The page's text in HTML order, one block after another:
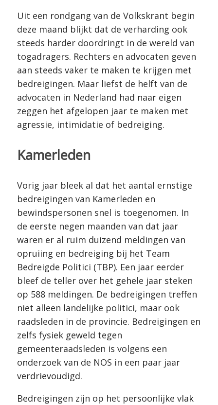
Uit een rondgang van de Volkskrant begin
deze maand blijkt dat de verharding ook
steeds harder doordringt in de wereld van
togadragers. Rechters en advocaten geven
aan steeds vaker te maken te krijgen met
bedreigingen. Maar liefst de helft van de
advocaten in Nederland had naar eigen
zeggen het afgelopen jaar te maken met
agressie, intimidatie of bedreiging.
Kamerleden
Vorig jaar bleek al dat het aantal ernstige
bedreigingen van Kamerleden en
bewindspersonen snel is toegenomen. In
de eerste negen maanden van dat jaar
waren er al ruim duizend meldingen van
opruiing en bedreiging bij het Team
Bedreigde Politici (TBP). Een jaar eerder
bleef de teller over het gehele jaar steken
op 588 meldingen. De bedreigingen treffen
niet alleen landelijke politici, maar ook
raadsleden in de provincie. Bedreigingen en
zelfs fysiek geweld tegen
gemeenteraadsleden is volgens een
onderzoek van de NOS in een paar jaar
verdrievoudigd.
Bedreigingen zijn op het persoonlijke vlak